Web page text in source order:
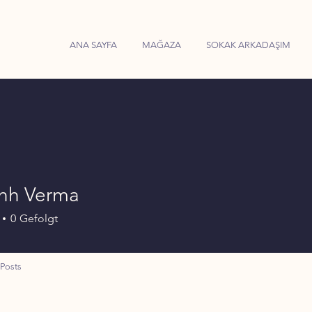
ANA SAYFA MAĞAZA SOKAK ARKADAŞIM
Verma
0 Gefolgt